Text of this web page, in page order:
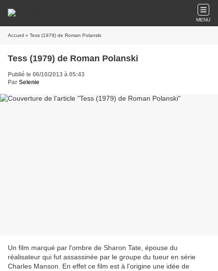
MENU
Accueil » Tess (1979) de Roman Polanski
Tess (1979) de Roman Polanski
Publié le 06/10/2013 à 05:43
Par Selenie
Un film marqué par l'ombre de Sharon Tate, épouse du
réalisateur qui fut assassinée par le groupe du tueur en série
Charles Manson. En effet ce film est à l'origine une idée de